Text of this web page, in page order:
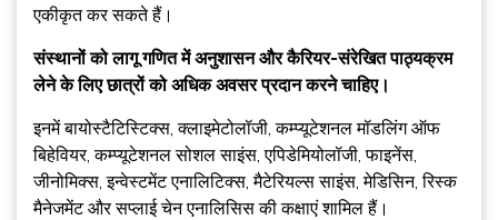
एकीकृत कर सकते हैं।
संस्थानों को लागू गणित में अनुशासन और कैरियर-संरेखित पाठ्यक्रम
लेने के लिए छात्रों को अधिक अवसर प्रदान करने चाहिए।
इनमें बायोस्टैटिस्टिक्स, क्लाइमेटोलॉजी, कम्प्यूटेशनल मॉडलिंग ऑफ
बिहेवियर, कम्प्यूटेशनल सोशल साइंस, एपिडेमियोलॉजी, फाइनेंस,
जीनोमिक्स, इन्वेस्टमेंट एनालिटिक्स, मैटेरियल्स साइंस, मेडिसिन, रिस्क
मैनेजमेंट और सप्लाई चेन एनालिसिस की कक्षाएं शामिल हैं।